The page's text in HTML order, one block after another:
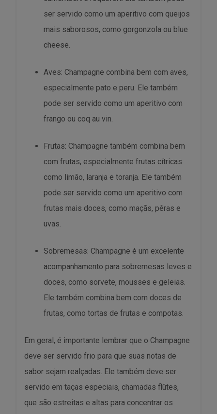
ser servido como um aperitivo com queijos
mais saborosos, como gorgonzola ou blue
cheese.
Aves: Champagne combina bem com aves,
especialmente pato e peru. Ele também
pode ser servido como um aperitivo com
frango ou coq au vin.
Frutas: Champagne também combina bem
com frutas, especialmente frutas cítricas
como limão, laranja e toranja. Ele também
pode ser servido como um aperitivo com
frutas mais doces, como maçãs, pêras e
uvas.
Sobremesas: Champagne é um excelente
acompanhamento para sobremesas leves e
doces, como sorvete, mousses e geleias.
Ele também combina bem com doces de
frutas, como tortas de frutas e compotas.
Em geral, é importante lembrar que o Champagne
deve ser servido frio para que suas notas de
sabor sejam realçadas. Ele também deve ser
servido em taças especiais, chamadas flûtes,
que são estreitas e altas para concentrar os